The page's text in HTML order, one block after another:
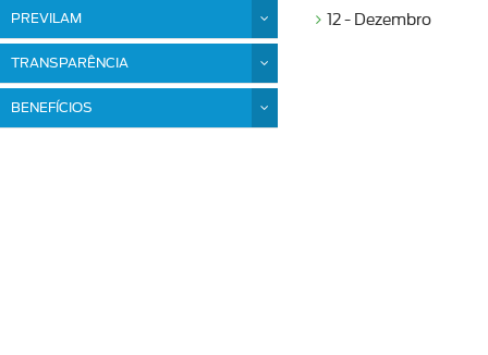
PREVILAM
TRANSPARÊNCIA
BENEFÍCIOS
12 - Dezembro